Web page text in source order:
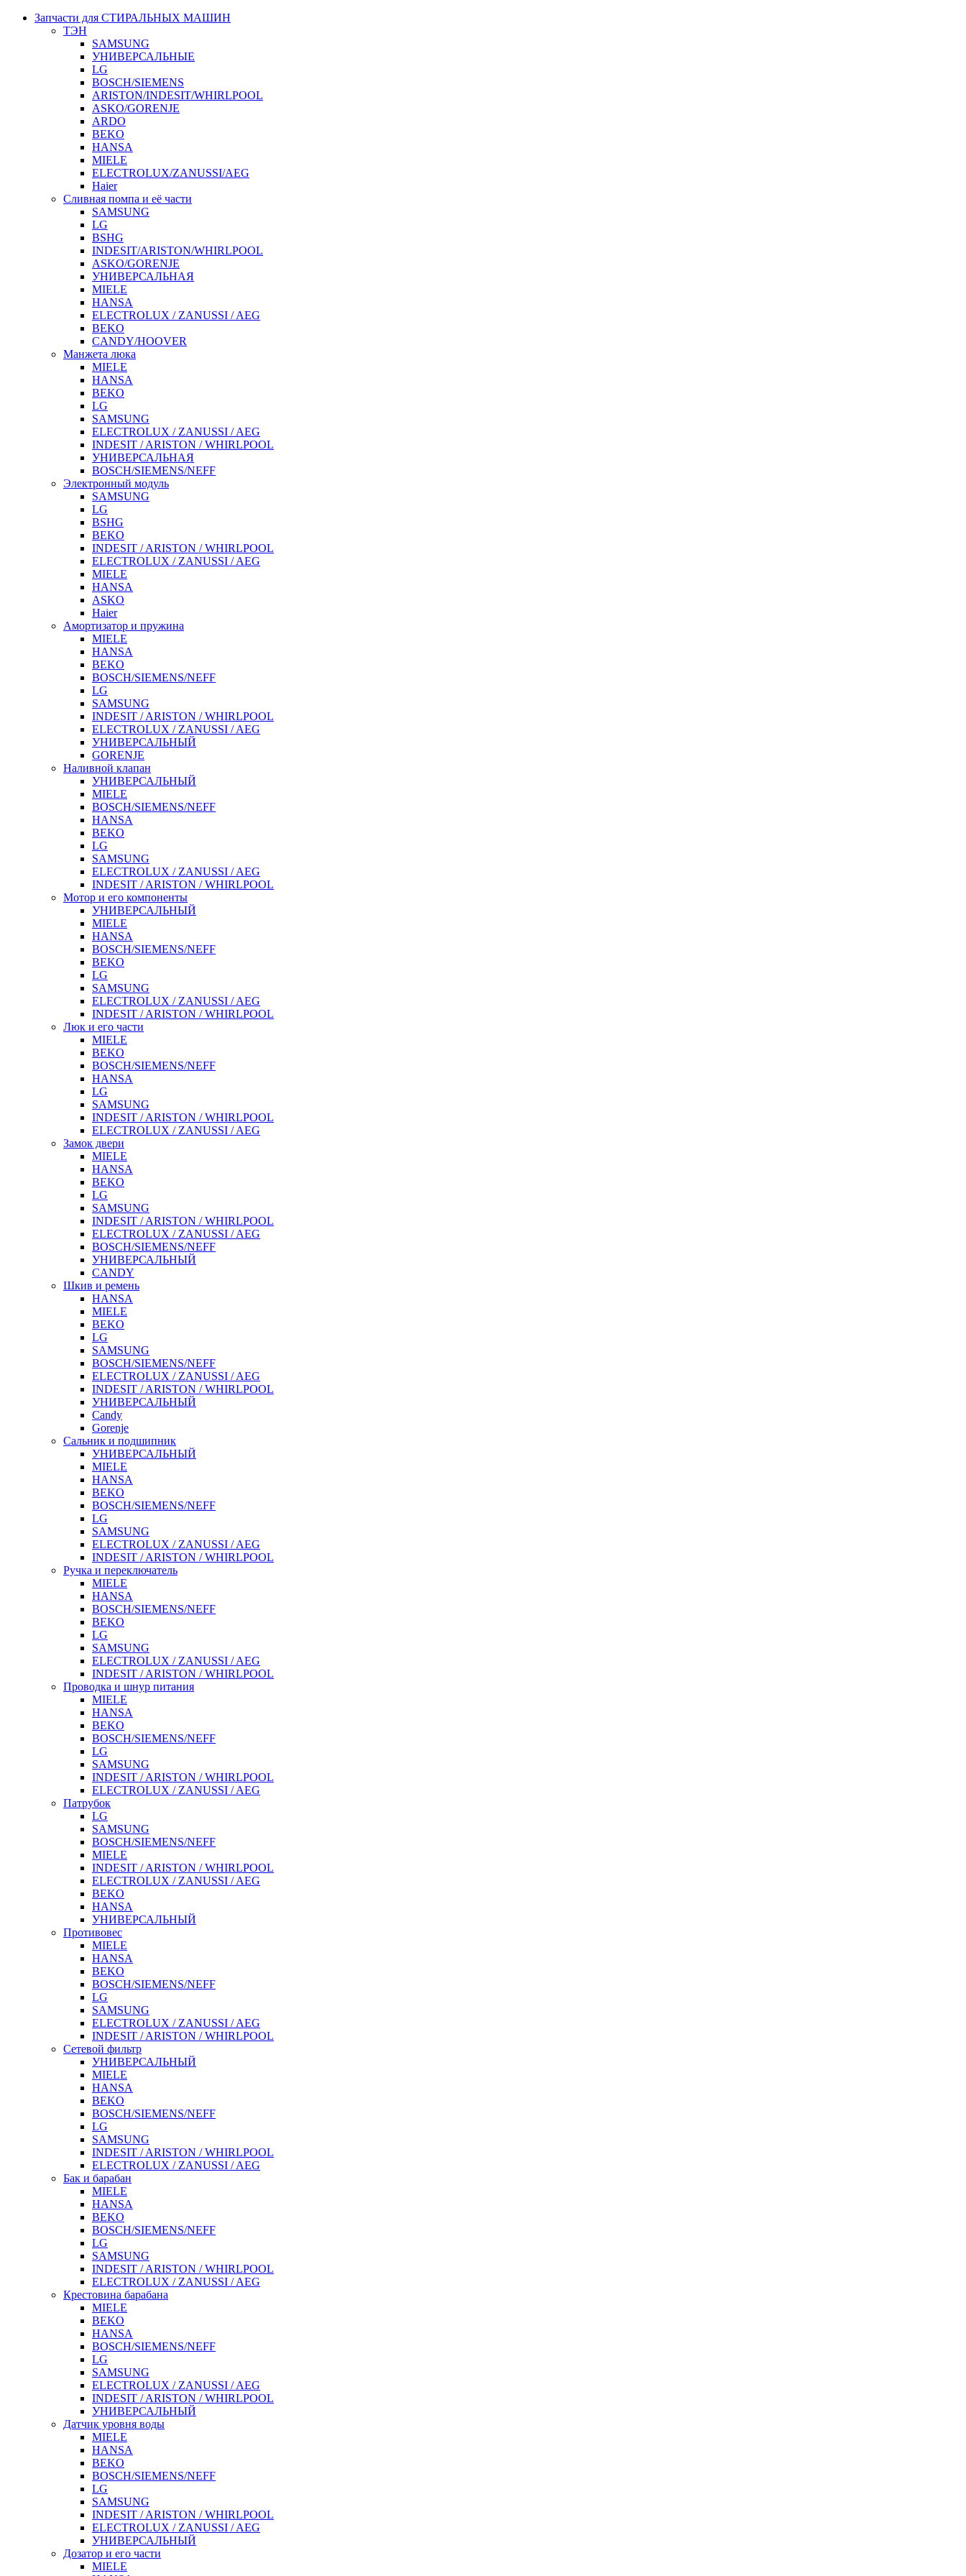
Запчасти для СТИРАЛЬНЫХ МАШИН
ТЭН
SAMSUNG
УНИВЕРСАЛЬНЫЕ
LG
BOSCH/SIEMENS
ARISTON/INDESIT/WHIRLPOOL
ASKO/GORENJE
ARDO
BEKO
HANSA
MIELE
ELECTROLUX/ZANUSSI/AEG
Haier
Сливная помпа и её части
SAMSUNG
LG
BSHG
INDESIT/ARISTON/WHIRLPOOL
ASKO/GORENJE
УНИВЕРСАЛЬНАЯ
MIELE
HANSA
ELECTROLUX / ZANUSSI / AEG
BEKO
CANDY/HOOVER
Манжета люка
MIELE
HANSA
BEKO
LG
SAMSUNG
ELECTROLUX / ZANUSSI / AEG
INDESIT / ARISTON / WHIRLPOOL
УНИВЕРСАЛЬНАЯ
BOSCH/SIEMENS/NEFF
Электронный модуль
SAMSUNG
LG
BSHG
BEKO
INDESIT / ARISTON / WHIRLPOOL
ELECTROLUX / ZANUSSI / AEG
MIELE
HANSA
ASKO
Haier
Амортизатор и пружина
MIELE
HANSA
BEKO
BOSCH/SIEMENS/NEFF
LG
SAMSUNG
INDESIT / ARISTON / WHIRLPOOL
ELECTROLUX / ZANUSSI / AEG
УНИВЕРСАЛЬНЫЙ
GORENJE
Наливной клапан
УНИВЕРСАЛЬНЫЙ
MIELE
BOSCH/SIEMENS/NEFF
HANSA
BEKO
LG
SAMSUNG
ELECTROLUX / ZANUSSI / AEG
INDESIT / ARISTON / WHIRLPOOL
Мотор и его компоненты
УНИВЕРСАЛЬНЫЙ
MIELE
HANSA
BOSCH/SIEMENS/NEFF
BEKO
LG
SAMSUNG
ELECTROLUX / ZANUSSI / AEG
INDESIT / ARISTON / WHIRLPOOL
Люк и его части
MIELE
BEKO
BOSCH/SIEMENS/NEFF
HANSA
LG
SAMSUNG
INDESIT / ARISTON / WHIRLPOOL
ELECTROLUX / ZANUSSI / AEG
Замок двери
MIELE
HANSA
BEKO
LG
SAMSUNG
INDESIT / ARISTON / WHIRLPOOL
ELECTROLUX / ZANUSSI / AEG
BOSCH/SIEMENS/NEFF
УНИВЕРСАЛЬНЫЙ
CANDY
Шкив и ремень
HANSA
MIELE
BEKO
LG
SAMSUNG
BOSCH/SIEMENS/NEFF
ELECTROLUX / ZANUSSI / AEG
INDESIT / ARISTON / WHIRLPOOL
УНИВЕРСАЛЬНЫЙ
Candy
Gorenje
Сальник и подшипник
УНИВЕРСАЛЬНЫЙ
MIELE
HANSA
BEKO
BOSCH/SIEMENS/NEFF
LG
SAMSUNG
ELECTROLUX / ZANUSSI / AEG
INDESIT / ARISTON / WHIRLPOOL
Ручка и переключатель
MIELE
HANSA
BOSCH/SIEMENS/NEFF
BEKO
LG
SAMSUNG
ELECTROLUX / ZANUSSI / AEG
INDESIT / ARISTON / WHIRLPOOL
Проводка и шнур питания
MIELE
HANSA
BEKO
BOSCH/SIEMENS/NEFF
LG
SAMSUNG
INDESIT / ARISTON / WHIRLPOOL
ELECTROLUX / ZANUSSI / AEG
Патрубок
LG
SAMSUNG
BOSCH/SIEMENS/NEFF
MIELE
INDESIT / ARISTON / WHIRLPOOL
ELECTROLUX / ZANUSSI / AEG
BEKO
HANSA
УНИВЕРСАЛЬНЫЙ
Противовес
MIELE
HANSA
BEKO
BOSCH/SIEMENS/NEFF
LG
SAMSUNG
ELECTROLUX / ZANUSSI / AEG
INDESIT / ARISTON / WHIRLPOOL
Сетевой фильтр
УНИВЕРСАЛЬНЫЙ
MIELE
HANSA
BEKO
BOSCH/SIEMENS/NEFF
LG
SAMSUNG
INDESIT / ARISTON / WHIRLPOOL
ELECTROLUX / ZANUSSI / AEG
Бак и барабан
MIELE
HANSA
BEKO
BOSCH/SIEMENS/NEFF
LG
SAMSUNG
INDESIT / ARISTON / WHIRLPOOL
ELECTROLUX / ZANUSSI / AEG
Крестовина барабана
MIELE
BEKO
HANSA
BOSCH/SIEMENS/NEFF
LG
SAMSUNG
ELECTROLUX / ZANUSSI / AEG
INDESIT / ARISTON / WHIRLPOOL
УНИВЕРСАЛЬНЫЙ
Датчик уровня воды
MIELE
HANSA
BEKO
BOSCH/SIEMENS/NEFF
LG
SAMSUNG
INDESIT / ARISTON / WHIRLPOOL
ELECTROLUX / ZANUSSI / AEG
УНИВЕРСАЛЬНЫЙ
Дозатор и его части
MIELE